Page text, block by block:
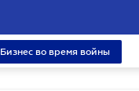
Бизнес во время войны